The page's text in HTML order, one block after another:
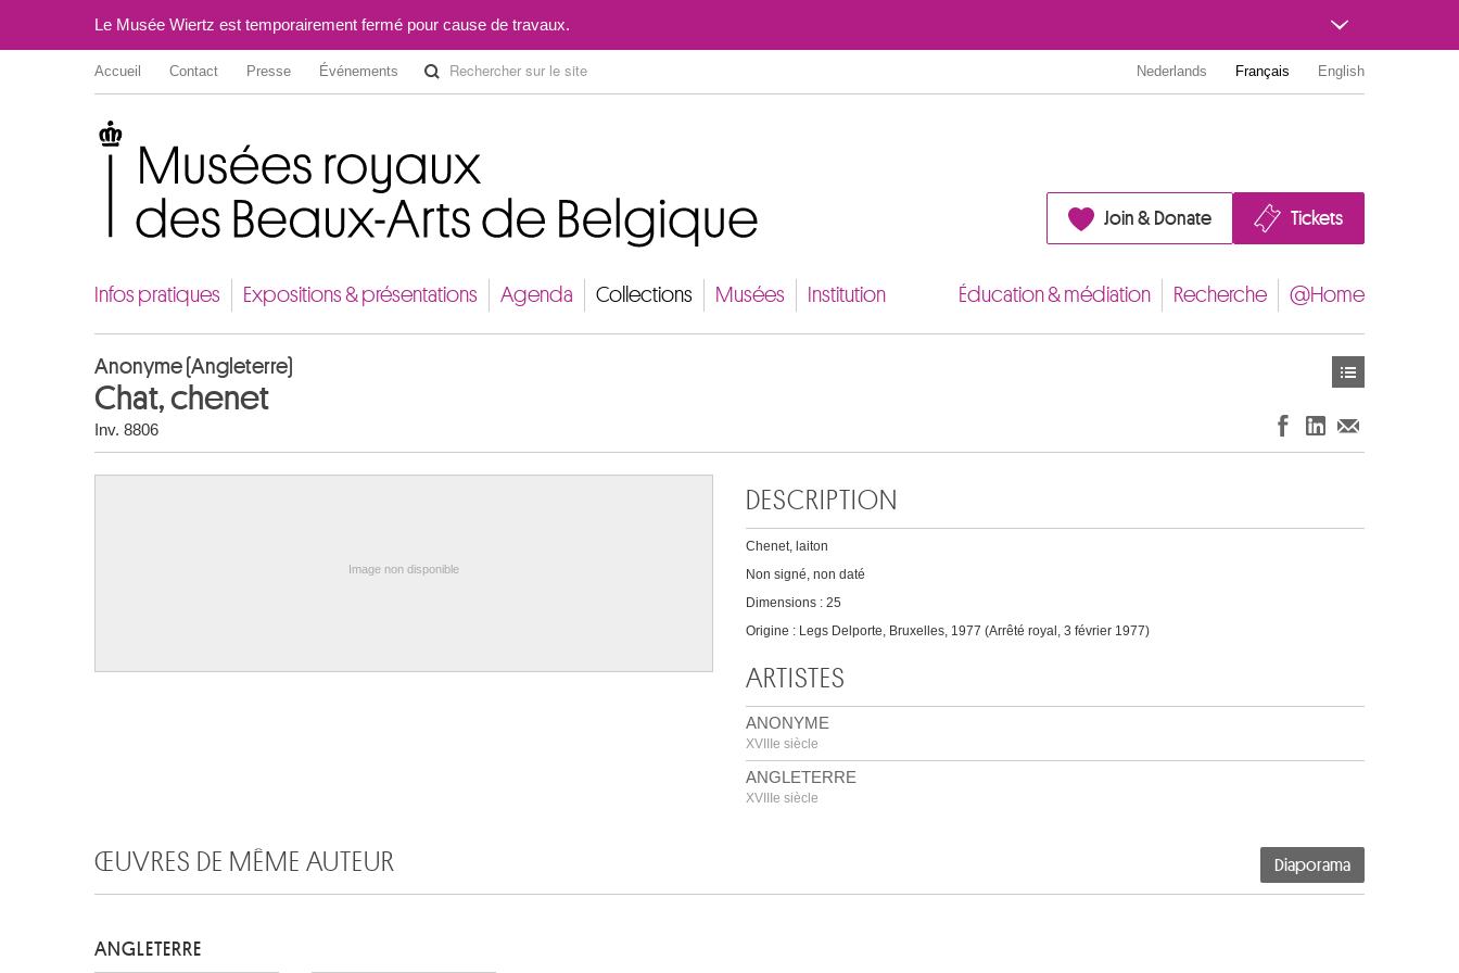
Le Musée Wiertz est temporairement fermé pour cause de travaux.
Accueil Contact Presse Événements Nederlands Français English
Join & Donate Tickets
Infos pratiques Expositions & présentations Agenda Collections Musées Institution Éducation & médiation Recherche @Home
Anonyme (Angleterre)
Chat, chenet
Inv. 8806
Image non disponible
DESCRIPTION
Chenet, laiton
Non signé, non daté
Dimensions : 25
Origine : Legs Delporte, Bruxelles, 1977 (Arrêté royal, 3 février 1977)
ARTISTES
ANONYME
XVIIIe siècle
ANGLETERRE
XVIIIe siècle
ŒUVRES DE MÊME AUTEUR Diaporama
ANGLETERRE